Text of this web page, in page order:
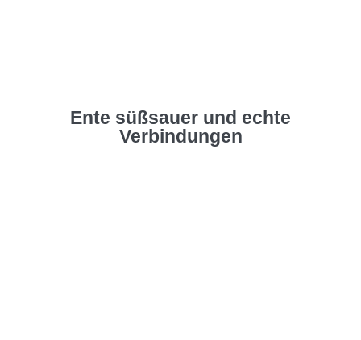
Ente süßsauer und echte
Verbindungen